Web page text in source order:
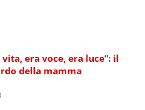
era voce, era luce”: il
della mamma